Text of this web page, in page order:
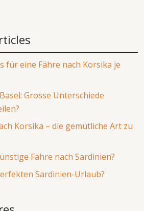
für eine Fähre nach Korsika je
Grosse Unterschiede
Korsika – die gemütliche Art zu
Fähre nach Sardinien?
Sardinien-Urlaub?